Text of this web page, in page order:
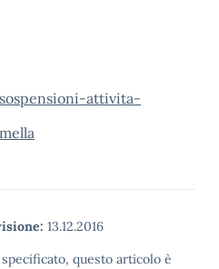
sospensioni-attivita-
13.12.2016
questo articolo è